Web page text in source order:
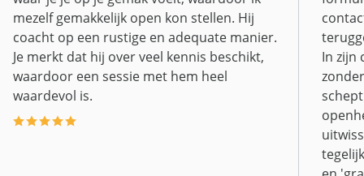
mezelf gemakkelijk open kon stellen. Hij
coacht op een rustige en adequate manier.
Je merkt dat hij over veel kennis beschikt,
waardoor een sessie met hem heel
waardevol is.
In zijn